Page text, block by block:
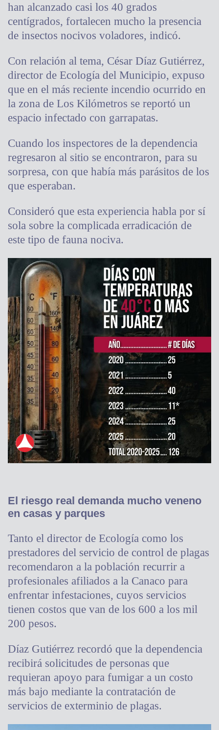
han alcanzado casi los 40 grados
centígrados, fortalecen mucho la presencia
de insectos nocivos voladores, indicó.
Con relación al tema, César Díaz Gutiérrez,
director de Ecología del Municipio, expuso
que en el más reciente incendio ocurrido en
la zona de Los Kilómetros se reportó un
espacio infectado con garrapatas.
Cuando los inspectores de la dependencia
regresaron al sitio se encontraron, para su
sorpresa, con que había más parásitos de los
que esperaban.
Consideró que esta experiencia habla por sí
sola sobre la complicada erradicación de
este tipo de fauna nociva.
El riesgo real demanda mucho veneno
en casas y parques
Tanto el director de Ecología como los
prestadores del servicio de control de plagas
recomendaron a la población recurrir a
profesionales afiliados a la Canaco para
enfrentar infestaciones, cuyos servicios
tienen costos que van de los 600 a los mil
200 pesos.
Díaz Gutiérrez recordó que la dependencia
recibirá solicitudes de personas que
requieran apoyo para fumigar a un costo
más bajo mediante la contratación de
servicios de exterminio de plagas.